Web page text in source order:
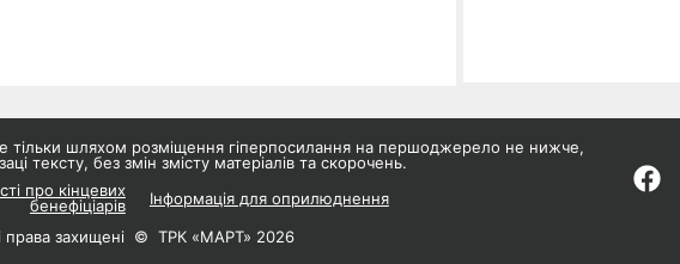
тільки шляхом розміщення гіперпосилання на першоджерело не нижче,
тексту, без змін змісту матеріалів та скорочень.
про кінцевих
бенефіціарів
Інформація для оприлюднення
права захищені © ТРК «МАРТ» 2026